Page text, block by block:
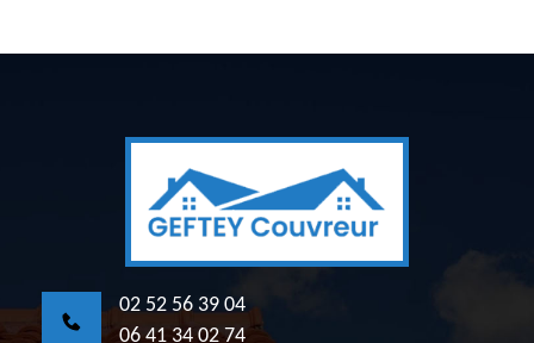
02 52 56 39 04
06 41 34 02 74